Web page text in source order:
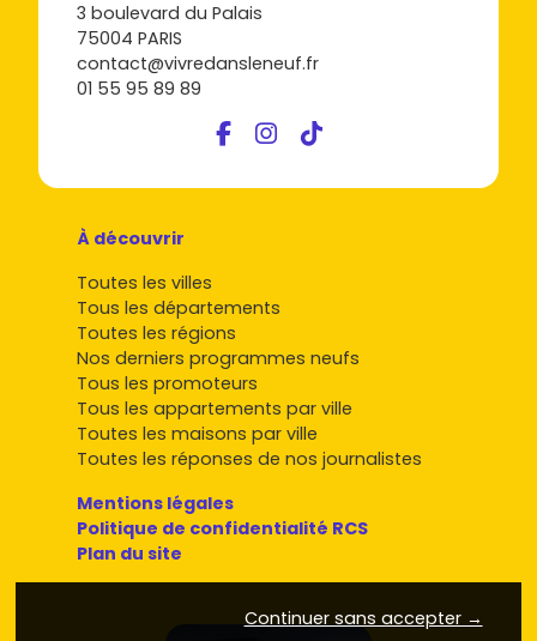
3 boulevard du Palais
75004 PARIS
contact@vivredansleneuf.fr
01 55 95 89 89
À découvrir
Toutes les villes
Tous les départements
Toutes les régions
Nos derniers programmes neufs
Tous les promoteurs
Tous les appartements par ville
Toutes les maisons par ville
Toutes les réponses de nos journalistes
Mentions légales
Politique de confidentialité RCS
Plan du site
Continuer sans accepter →